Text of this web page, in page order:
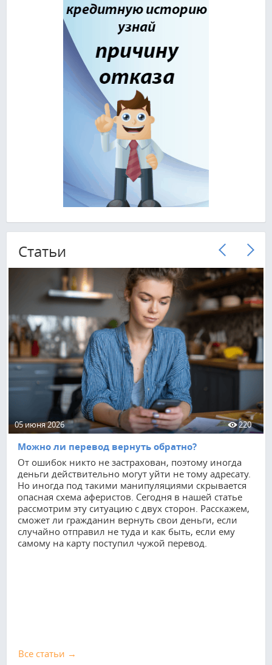
Cтатьи
05 июня 2026 220
Можно ли перевод вернуть обратно?
От ошибок никто не застрахован, поэтому иногда
деньги действительно могут уйти не тому адресату.
Но иногда под такими манипуляциями скрывается
опасная схема аферистов. Сегодня в нашей статье
рассмотрим эту ситуацию с двух сторон. Расскажем,
сможет ли гражданин вернуть свои деньги, если
случайно отправил не туда и как быть, если ему
самому на карту поступил чужой перевод.
Все cтатьи →